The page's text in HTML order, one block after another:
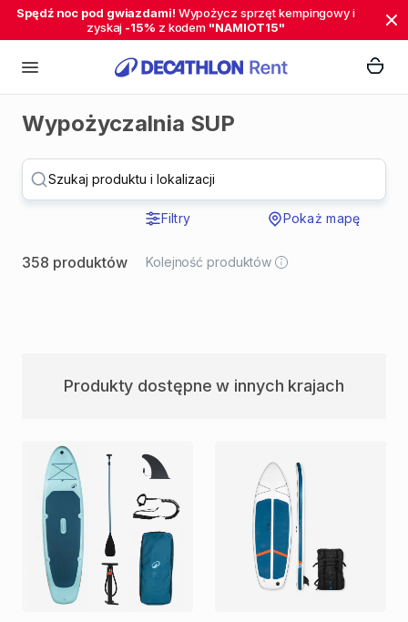
Spędź noc pod gwiazdami! Wypożycz sprzęt kempingowy i
zyskaj -15% z kodem "NAMIOT15"
Wypożyczalnia SUP
Szukaj produktu i lokalizacji
Filtry Pokaż mapę
358 produktów Kolejność produktów
Produkty dostępne w innych krajach